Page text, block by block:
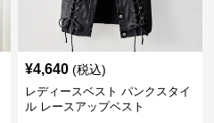
¥4,640 (税込)
レディースベスト パンクスタイ
ル レースアップベスト